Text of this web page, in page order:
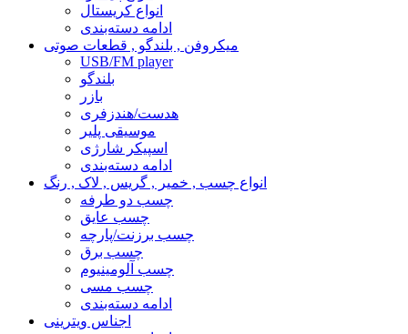
انواع کریستال
ادامه دسته‌بندی
میکروفن , بلندگو , قطعات صوتی
USB/FM player
بلندگو
بازر
هدست/هندزفری
موسیقی پلیر
اسپیکر شارژی
ادامه دسته‌بندی
انواع چسب , خمیر , گریس , لاک , رنگ
چسب دو طرفه
چسب عایق
چسب برزنت/پارچه
چسب برق
چسب آلومینیوم
چسب مسی
ادامه دسته‌بندی
اجناس ویترینی